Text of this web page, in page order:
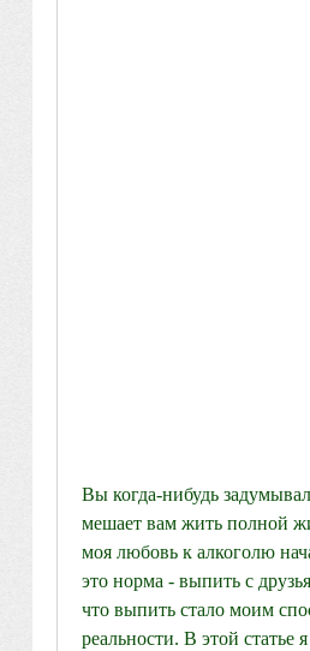
Вы когда-нибудь
мешает вам жить полной
моя любовь к алкоголю
это норма - выпить с
что выпить стало моим
реальности. В этой статье